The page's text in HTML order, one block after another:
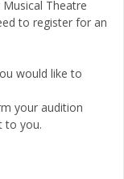
Theatre
to register for an
would like to
your audition
to you.